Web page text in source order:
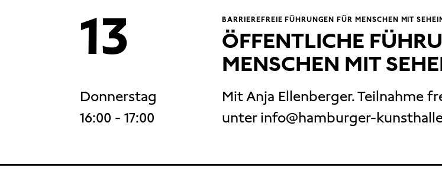
13
Donnerstag
16:00 - 17:00
BARRIEREFREIE FÜHRUNGEN FÜR MENSCHEN MIT
ÖFFENTLICHE
MENSCHEN MIT
Mit Anja Ellenberger. Teilnahme
unter info@hamburger-